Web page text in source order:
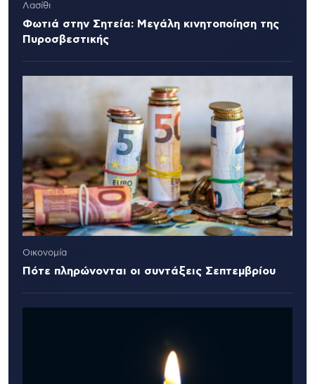
Λασίθι
Φωτιά στην Σητεία: Μεγάλη κινητοποίηση της
Πυροσβεστικής
Οικονομία
Πότε πληρώνονται οι συντάξεις Σεπτεμβρίου